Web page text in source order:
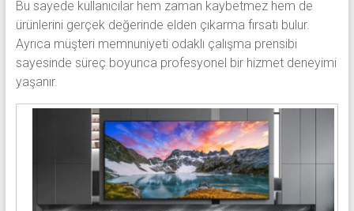
Bu sayede kullanıcılar hem zaman kaybetmez hem de
ürünlerini gerçek değerinde elden çıkarma fırsatı bulur.
Ayrıca müşteri memnuniyeti odaklı çalışma prensibi
sayesinde süreç boyunca profesyonel bir hizmet deneyimi
yaşanır.